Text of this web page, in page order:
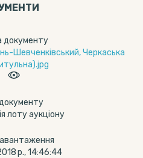
документу
Шевченківський, Черкаська
лоту аукціону
р., 14:46:44